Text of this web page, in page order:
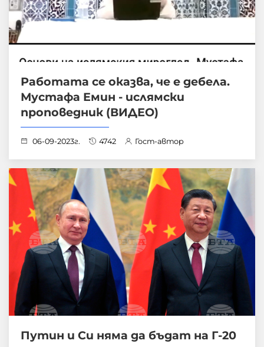
Работата се оказва, че е дебела.
Мустафа Емин - ислямски
проповедник (ВИДЕО)
06-09-2023г. 4742 Гост-автор
Путин и Си няма да бъдат на Г-20